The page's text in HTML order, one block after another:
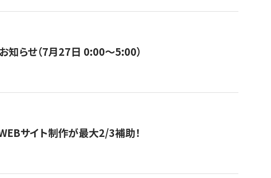
知らせ（7月27日 0:00〜5:00）
サイト制作が最大2/3補助！